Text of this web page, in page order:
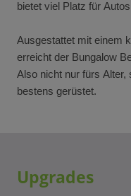
bietet viel Platz für
Ausgestattet mit einem
erreicht der Bungalow
Also nicht nur fürs Alter,
bestens gerüstet.
Upgrades